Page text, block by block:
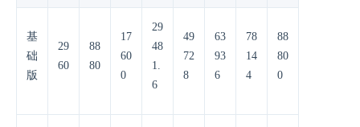
基
础
版
29
60
88
80
17
60
0
29
48
1.
6
49
72
8
63
93
6
78
14
4
88
80
0